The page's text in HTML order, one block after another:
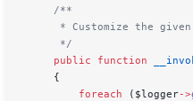
    /**
* Customize the
     */
    public
function
    {
        foreach
( $logger->